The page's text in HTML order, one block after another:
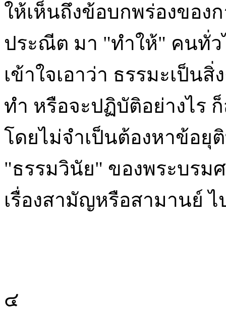
ให้เห็นถึงข้อบกพร่องของ
ประณีต มา "ทำให้" คนทั่ว
เข้าใจเอาว่า ธรรมะเป็น
ทำ หรือจะปฏิบัติอย่างไร
โดยไม่จำเป็นต้องหาข้อยุ
"ธรรมวินัย" ของพระบรม
เรื่องสามัญหรือสามานย์
๔